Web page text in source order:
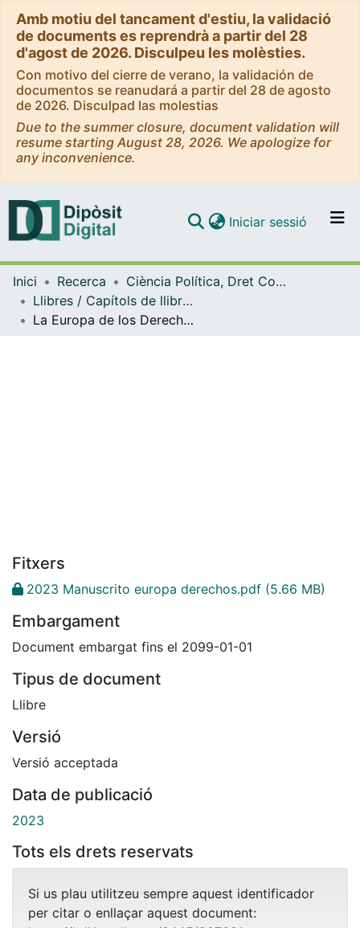
Amb motiu del tancament d'estiu, la validació
de documents es reprendrà a partir del 28
d'agost de 2026. Disculpeu les molèsties.
Con motivo del cierre de verano, la validación de
documentos se reanudará a partir del 28 de agosto
de 2026. Disculpad las molestias
Due to the summer closure, document validation will
resume starting August 28, 2026. We apologize for
any inconvenience.
Navega per tot el DD
Com publicar
Iniciar sessió (current)
Inici Recerca
Ciència Política, Dret Constitucional i Filosofia del Dret
Llibres / Capítols de llibre (Ciència Política, Dret Constitucional i Filosofia del Dret)
La Europa de los Derechos. El Convenio Europeo de Derechos Humanos
Fitxers
2023 Manuscrito europa derechos.pdf (5.66 MB)
Embargament
Document embargat fins el 2099-01-01
Tipus de document
Llibre
Versió
Versió acceptada
Data de publicació
2023
Tots els drets reservats
Si us plau utilitzeu sempre aquest identificador
per citar o enllaçar aquest document: